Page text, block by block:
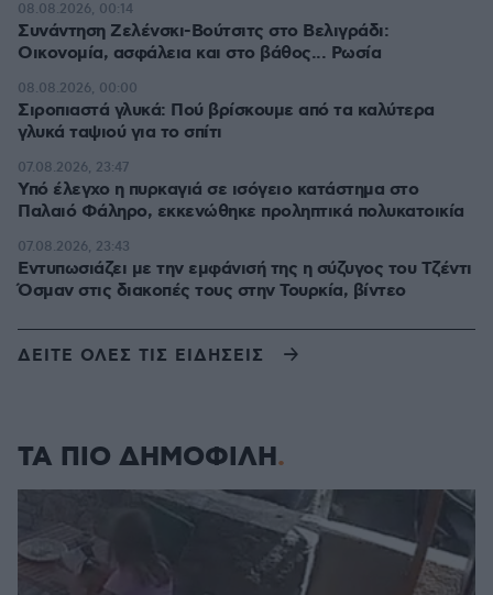
Συνάντηση Ζελένσκι-Βούτσιτς στο Βελιγράδι:
Οικονομία, ασφάλεια και στο βάθος... Ρωσία
08.08.2026, 00:14
Σιροπιαστά γλυκά: Πού βρίσκουμε από τα καλύτερα
γλυκά ταψιού για το σπίτι
08.08.2026, 00:00
Υπό έλεγχο η πυρκαγιά σε ισόγειο κατάστημα στο
Παλαιό Φάληρο, εκκενώθηκε προληπτικά πολυκατοικία
07.08.2026, 23:47
Εντυπωσιάζει με την εμφάνισή της η σύζυγος του Τζέντι
Όσμαν στις διακοπές τους στην Τουρκία, βίντεο
07.08.2026, 23:43
ΔΕΙΤΕ ΟΛΕΣ ΤΙΣ ΕΙΔΗΣΕΙΣ
ΤΑ ΠΙΟ ΔΗΜΟΦΙΛΗ